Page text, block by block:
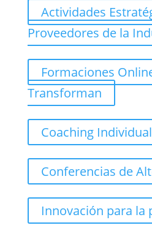
Actividades
Proveedores de la
Formaciones
Transforman
Coaching
Conferencias de
Innovación para la